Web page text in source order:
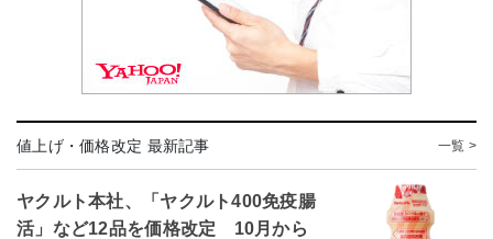
値上げ・価格改定 最新記事 一覧 >
ヤクルト本社、「ヤクルト400免疫腸
活」など12品を価格改定 10月から